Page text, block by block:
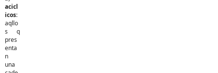
acicl
icos:
aqllo
s q
pres
enta
n
una